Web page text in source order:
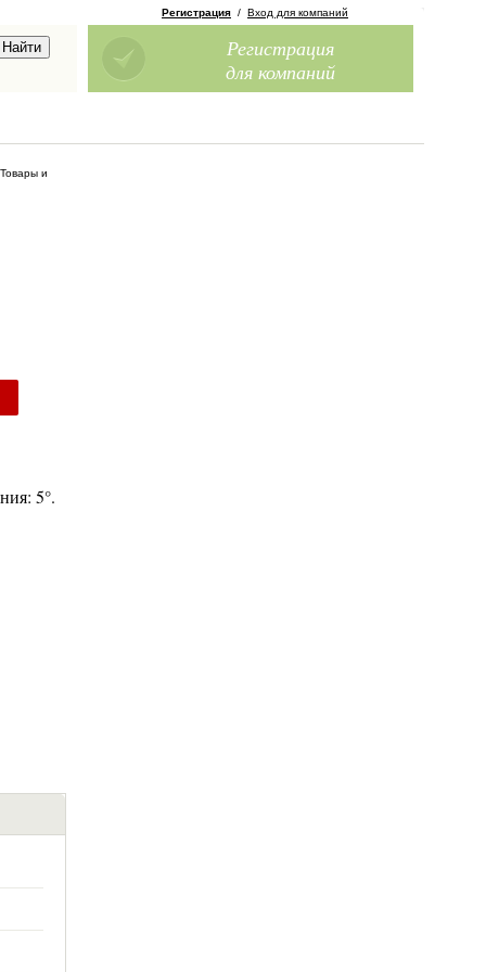
Регистрация / Вход для компаний
Регистрация
для компаний
Товары и
5°.